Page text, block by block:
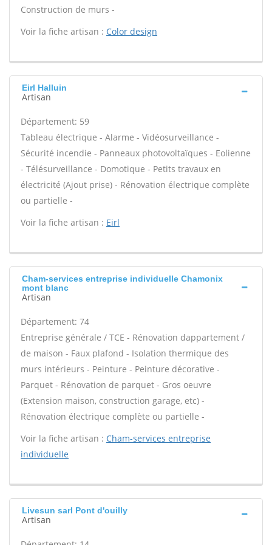
Construction de murs -
Voir la fiche artisan : Color design
Eirl Halluin
Artisan
Département: 59
Tableau électrique - Alarme - Vidéosurveillance -
Sécurité incendie - Panneaux photovoltaïques - Eolienne
- Télésurveillance - Domotique - Petits travaux en
électricité (Ajout prise) - Rénovation électrique complète
ou partielle -
Voir la fiche artisan : Eirl
Cham-services entreprise individuelle Chamonix
mont blanc
Artisan
Département: 74
Entreprise générale / TCE - Rénovation dappartement /
de maison - Faux plafond - Isolation thermique des
murs intérieurs - Peinture - Peinture décorative -
Parquet - Rénovation de parquet - Gros oeuvre
(Extension maison, construction garage, etc) -
Rénovation électrique complète ou partielle -
Voir la fiche artisan : Cham-services entreprise
individuelle
Livesun sarl Pont d'ouilly
Artisan